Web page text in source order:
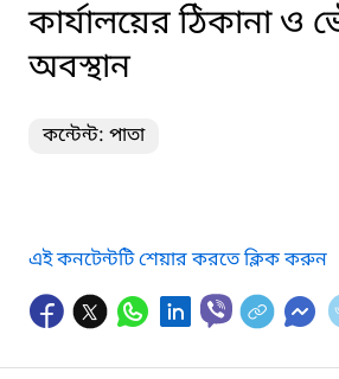
কার্যালয়ের ঠিকানা ও
অবস্থান
কন্টেন্ট: পাতা
এই কনটেন্টটি শেয়ার করতে ক্লিক করুন